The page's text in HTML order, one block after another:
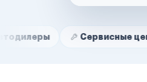
Нам доверяют
Сервисные центры
Маркетплейсы